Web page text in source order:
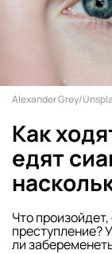
Alexander Grey/
Как
едят
Что
преступление?
ли